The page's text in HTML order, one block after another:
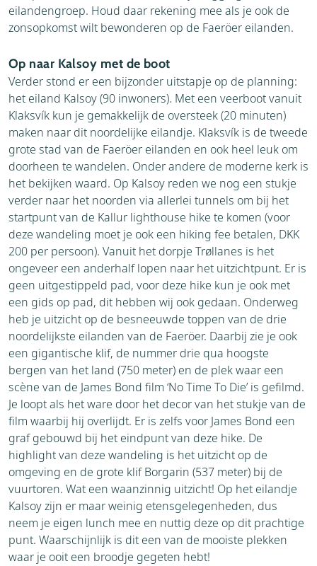
eilandengroep. Houd daar rekening mee als je ook de
zonsopkomst wilt bewonderen op de Faeröer eilanden.
Op naar Kalsoy met de boot
Verder stond er een bijzonder uitstapje op de planning:
het eiland Kalsoy (90 inwoners). Met een veerboot vanuit
Klaksvík kun je gemakkelijk de oversteek (20 minuten)
maken naar dit noordelijke eilandje. Klaksvík is de tweede
grote stad van de Faeröer eilanden en ook heel leuk om
doorheen te wandelen. Onder andere de moderne kerk is
het bekijken waard. Op Kalsoy reden we nog een stukje
verder naar het noorden via allerlei tunnels om bij het
startpunt van de Kallur lighthouse hike te komen (voor
deze wandeling moet je ook een hiking fee betalen, DKK
200 per persoon). Vanuit het dorpje Trøllanes is het
ongeveer een anderhalf lopen naar het uitzichtpunt. Er is
geen uitgestippeld pad, voor deze hike kun je ook met
een gids op pad, dit hebben wij ook gedaan. Onderweg
heb je uitzicht op de besneeuwde toppen van de drie
noordelijkste eilanden van de Faeröer. Daarbij zie je ook
een gigantische klif, de nummer drie qua hoogste
bergen van het land (750 meter) en de plek waar een
scène van de James Bond film ‘No Time To Die’ is gefilmd.
Je loopt als het ware door het decor van het stukje van de
film waarbij hij overlijdt. Er is zelfs voor James Bond een
graf gebouwd bij het eindpunt van deze hike. De
highlight van deze wandeling is het uitzicht op de
omgeving en de grote klif Borgarin (537 meter) bij de
vuurtoren. Wat een waanzinnig uitzicht! Op het eilandje
Kalsoy zijn er maar weinig etensgelegenheden, dus
neem je eigen lunch mee en nuttig deze op dit prachtige
punt. Waarschijnlijk is dit een van de mooiste plekken
waar je ooit een broodje gegeten hebt!